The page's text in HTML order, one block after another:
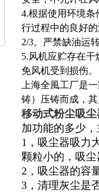
4.根据使用环境
行过程中的良好
2/3。严禁缺油运
5.风机应贮存在
免风机受到损伤。
上海全風工厂是
铸）压铸而成，
移动式粉尘吸尘
加功能的多少
1，吸尘器吸力
颗粒小的，吸
2，吸尘器的容
3，清理灰尘是